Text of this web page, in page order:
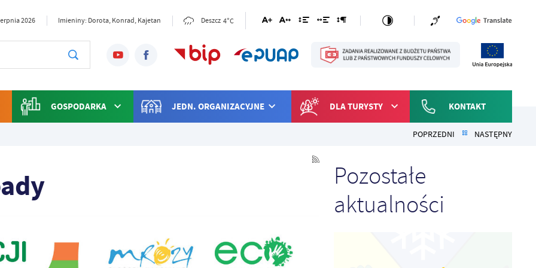
2026 Imieniny: Dorota, Konrad, Kajetan Deszcz 4°C
GOSPODARKA JEDN. ORGANIZACYJNE DLA TURYSTY KONTAKT
POPRZEDNI NASTĘPNY
Pozostałe
aktualności